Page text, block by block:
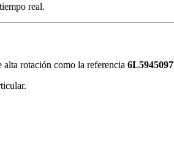
real.
alta rotación como la referencia 6L5945097